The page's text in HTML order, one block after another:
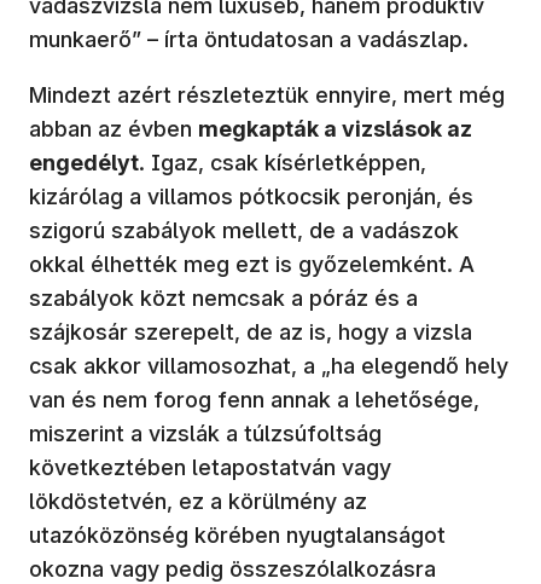
vadászvizsla nem luxuseb, hanem produktív
munkaerő” – írta öntudatosan a vadászlap.
Mindezt azért részleteztük ennyire, mert még
abban az évben megkapták a vizslások az
engedélyt. Igaz, csak kísérletképpen,
kizárólag a villamos pótkocsik peronján, és
szigorú szabályok mellett, de a vadászok
okkal élhették meg ezt is győzelemként. A
szabályok közt nemcsak a póráz és a
szájkosár szerepelt, de az is, hogy a vizsla
csak akkor villamosozhat, a „ha elegendő hely
van és nem forog fenn annak a lehetősége,
miszerint a vizslák a túlzsúfoltság
következtében letapostatván vagy
lökdöstetvén, ez a körülmény az
utazóközönség körében nyugtalanságot
okozna vagy pedig összeszólalkozásra